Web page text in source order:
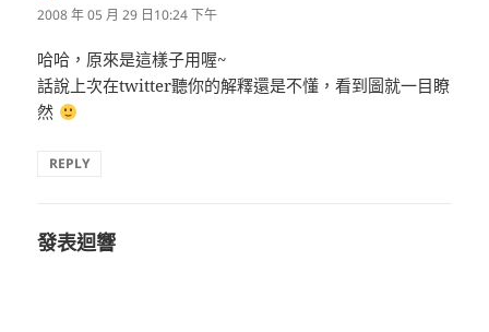
示:
2008 年 05 月 29 日10:24 下午
哈哈，原來是這樣子用喔~
話說上次在twitter聽你的解釋還是不懂，看到圖就一目瞭
然
REPLY
發表迴響